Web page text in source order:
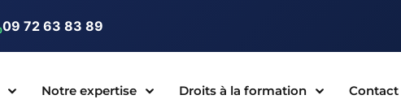
09 72 63 83 89
Notre expertise Droits à la formation Contact